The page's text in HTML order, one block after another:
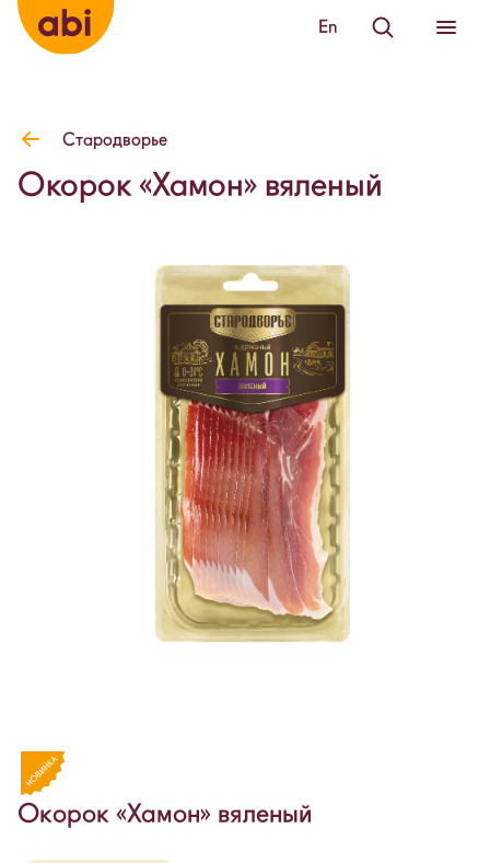
En
Стародворье
Окорок «Хамон» вяленый
Окорок «Хамон» вяленый